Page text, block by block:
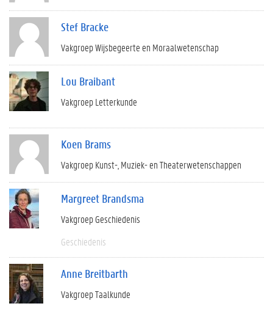
Stef Bracke
Vakgroep Wijsbegeerte en Moraalwetenschap
Lou Braibant
Vakgroep Letterkunde
Koen Brams
Vakgroep Kunst-, Muziek- en Theaterwetenschappen
Margreet Brandsma
Vakgroep Geschiedenis
Geschiedenis
Anne Breitbarth
Vakgroep Taalkunde